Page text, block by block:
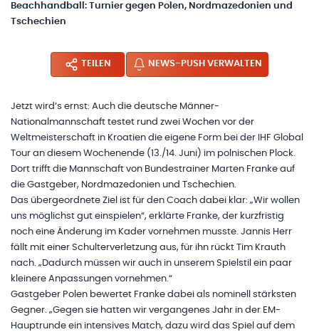
Beachhandball: Turnier gegen Polen, Nordmazedonien und
Tschechien
TEILEN NEWS-PUSH VERWALTEN
Jetzt wird’s ernst: Auch die deutsche Männer-
Nationalmannschaft testet rund zwei Wochen vor der
Weltmeisterschaft in Kroatien die eigene Form bei der IHF Global
Tour an diesem Wochenende (13./14. Juni) im polnischen Plock.
Dort trifft die Mannschaft von Bundestrainer Marten Franke auf
die Gastgeber, Nordmazedonien und Tschechien.
Das übergeordnete Ziel ist für den Coach dabei klar: „Wir wollen
uns möglichst gut einspielen“, erklärte Franke, der kurzfristig
noch eine Änderung im Kader vornehmen musste. Jannis Herr
fällt mit einer Schulterverletzung aus, für ihn rückt Tim Krauth
nach. „Dadurch müssen wir auch in unserem Spielstil ein paar
kleinere Anpassungen vornehmen.“
Gastgeber Polen bewertet Franke dabei als nominell stärksten
Gegner. „Gegen sie hatten wir vergangenes Jahr in der EM-
Hauptrunde ein intensives Match, dazu wird das Spiel auf dem